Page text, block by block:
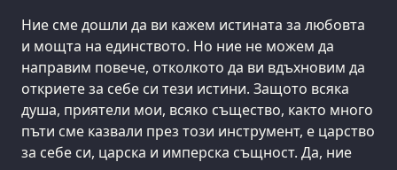
Ние сме дошли да ви кажем истината за любовта
и мощта на единството. Но ние не можем да
направим повече, отколкото да ви вдъхновим да
откриете за себе си тези истини. Защото всяка
душа, приятели мои, всяко същество, както много
пъти сме казвали през този инструмент, е царство
за себе си, царска и имперска същност. Да, ние